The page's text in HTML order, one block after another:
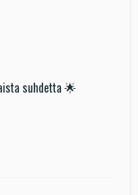
suhdetta 🌟